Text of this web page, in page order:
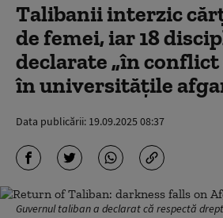
Talibanii interzic
de femei, iar 18
declarate „în conflict
în universitățile
Data publicării: 19.09.2025 08:37
Guvernul taliban a declarat că respectă